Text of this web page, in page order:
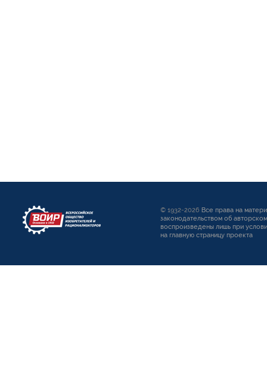
© 1932-2026 Все права на
законодательством об
воспроизведены лишь при
на главную страницу проекта